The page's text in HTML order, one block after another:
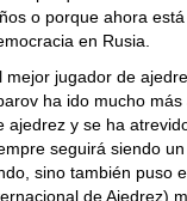
o porque ahora
en Rusia.
jugador de
ha ido mucho más
ajedrez y se ha
seguirá siendo
sino también puso
de Ajedrez)